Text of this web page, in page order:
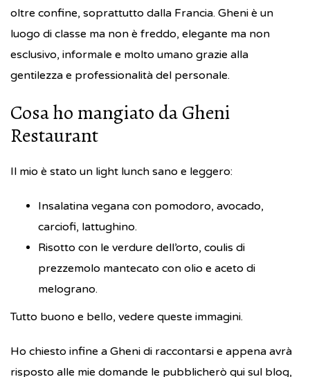
oltre confine, soprattutto dalla Francia. Gheni è un
luogo di classe ma non è freddo, elegante ma non
esclusivo, informale e molto umano grazie alla
gentilezza e professionalità del personale.
Cosa ho mangiato da Gheni
Restaurant
Il mio è stato un light lunch sano e leggero:
Insalatina vegana con pomodoro, avocado,
carciofi, lattughino.
Risotto con le verdure dell’orto, coulis di
prezzemolo mantecato con olio e aceto di
melograno.
Tutto buono e bello, vedere queste immagini.
Ho chiesto infine a Gheni di raccontarsi e appena avrà
risposto alle mie domande le pubblicherò qui sul blog,